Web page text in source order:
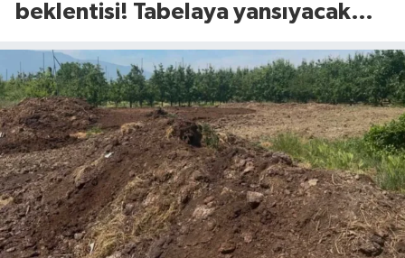
beklentisi! Tabelaya yansıyacak